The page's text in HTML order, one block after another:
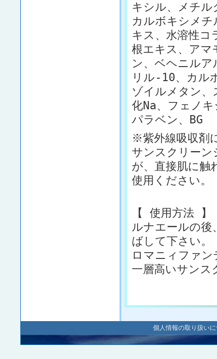
キシル、メチ
カルボキシメ
キス、水溶性コ
根エキス、アマ
ン、ベヘニル
リル-10、カル
ゾイルメタン、
化Na、フェノ
パラベン、BG
※紫外線吸収剤
サンスクリーン
が、直接肌に触
使用ください。
【 使用方法 】
ルナエールの後
ばして下さい。
ロマニィファ
一層高いサンス
個人情報の取り扱い